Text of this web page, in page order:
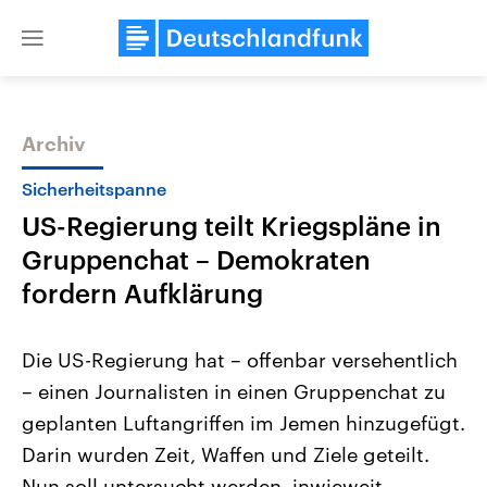
Close
Themen
2026
Alle Informationen
Sachsen-Anhalt wählt am 6.
September 2026 einen neuen
Landtag. Seit 2021 wird das
Bundesland von einer Koalition aus
Aktuelle Beiträge,
Hintergründe
Wirtschaftlich und
gehören die Vereinigten
den mächtigsten Ländern
mit großem Einfluss auf
Archiv
Sicherheitspanne
US-Regierung teilt Kriegspläne in
Gruppenchat – Demokraten
fordern Aufklärung
Die US-Regierung hat – offenbar versehentlich
– einen Journalisten in einen Gruppenchat zu
geplanten Luftangriffen im Jemen hinzugefügt.
Darin wurden Zeit, Waffen und Ziele geteilt.